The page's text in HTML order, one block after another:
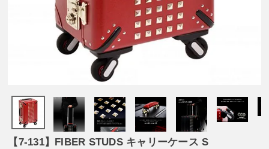
検索する
【7-131】FIBER STUDS キャリーケース S